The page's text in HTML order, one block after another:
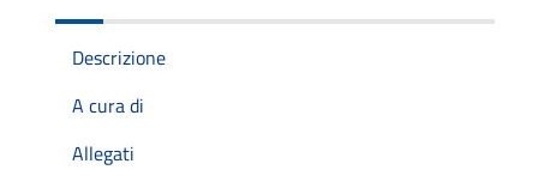
Descrizione
A cura di
Allegati